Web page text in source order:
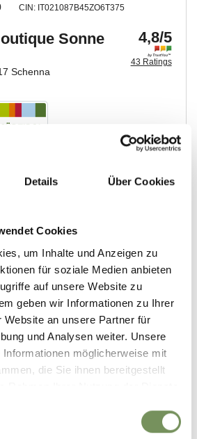
Details Über Cookies
Cookies
um Inhalte und Anzeigen zu
für soziale Medien anbieten
auf unsere Website zu
geben wir Informationen zu Ihrer
Website an unsere Partner für
und Analysen weiter. Unsere
möglicherweise mit
die Sie ihnen bereitgestellt